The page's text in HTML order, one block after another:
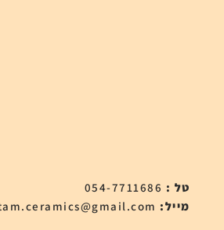
טל : 054-7711686
:מייל